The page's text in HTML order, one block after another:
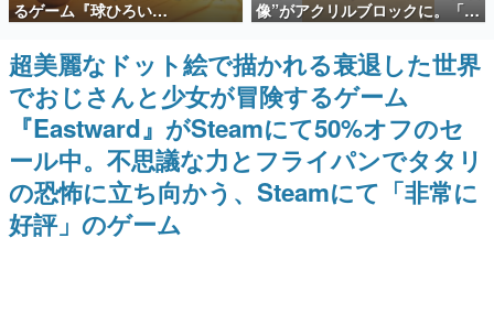
ど。多くの人々に読まれた、電ファミ渾身の“殿堂入り”記
事をまとめました。
ゲームの企画書
名作ゲームクリエイターの方々に製作時のエピソードをお
聞きし、ヒットする企画（ゲーム）とは何か？を探ってい
きます。
赫本
この物語を解いてはいけない。『赫本』は、〈試験問題〉
の形をした短編ホラー小説集です。
新世代に訊く
るゲーム『球ひろい
Simulator』が「1件」のウィッ
シュリストをもとにチェコ語に
対応しSNSで話題に。『キング
ダム・カム』開発元やチェコの
プロ野球選手から称賛の声
像”がアクリルブロックに。「東
映ヒストリカル グッズコレクシ
ョン」が8月下旬より発売
超美麗なドット絵で描かれる衰退した世界
でおじさんと少女が冒険するゲーム
『Eastward』がSteamにて50%オフのセ
ール中。不思議な力とフライパンでタタリ
の恐怖に立ち向かう、Steamにて「非常に
好評」のゲーム